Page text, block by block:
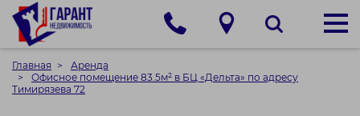
Главная
Аренда
Офисное помещение 83.5м² в БЦ «Дельта» по адресу
Тимирязева 72